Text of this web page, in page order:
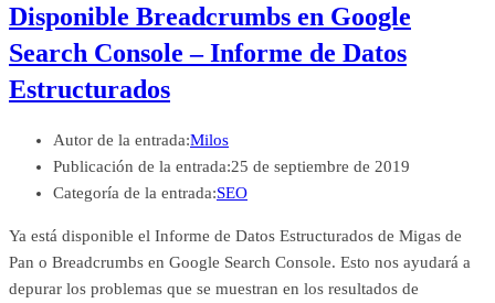
Disponible Breadcrumbs en Google
Search Console – Informe de Datos
Estructurados
Autor de la entrada:Milos
Publicación de la entrada:25 de septiembre de 2019
Categoría de la entrada:SEO
Ya está disponible el Informe de Datos Estructurados de Migas de
Pan o Breadcrumbs en Google Search Console. Esto nos ayudará a
depurar los problemas que se muestran en los resultados de